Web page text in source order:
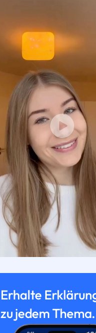
Erhalte
zu jedem Thema.